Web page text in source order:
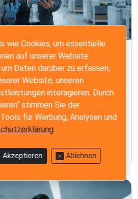
prüfen: Der Leitfaden
2026
von Lieferanten in China mit
Risikominderung 2026.
auditieren Sie Fabriken und
vor kostspieligen Mängeln.
Lesezeit
wie Cookies, um essentielle
auf unserer Website
Daten darüber zu erfassen,
Website, unseren
interagieren. Durch
stimmen Sie der
für Werbung, Analysen und
Akzeptieren Ablehnen